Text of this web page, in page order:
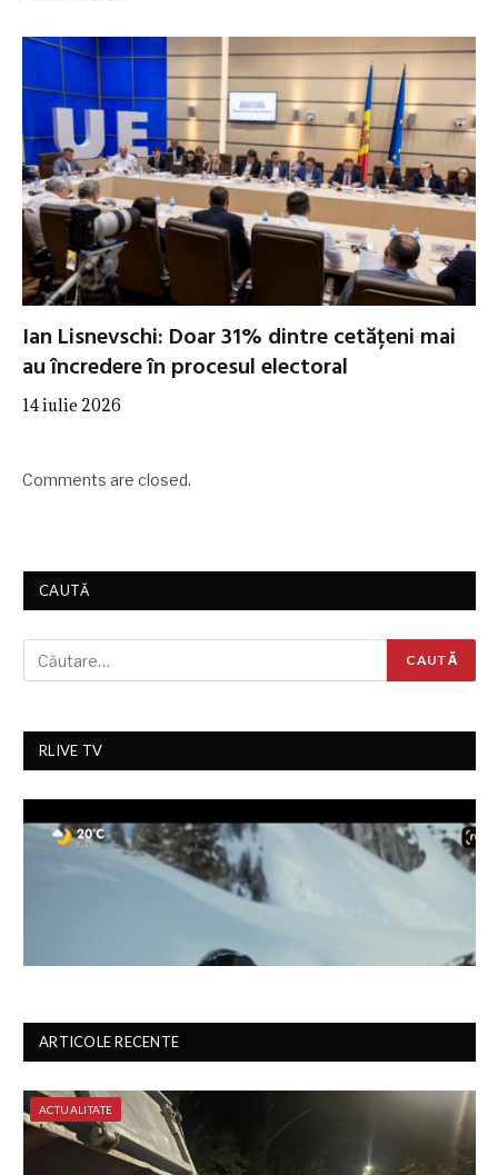
Ian Lisnevschi: Doar 31% dintre cetățeni mai
au încredere în procesul electoral
14 iulie 2026
Comments are closed.
CAUTĂ
RLIVE TV
ARTICOLE RECENTE
ACTUALITATE